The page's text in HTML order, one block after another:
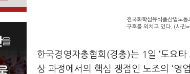
전국화학섬유식품산업노
구호를 외치고 있다. (사진
한국경영자총협회 (경총)는 1 일 ‘도요타
상 과정에서의 핵심 쟁점인 노조의 ‘영